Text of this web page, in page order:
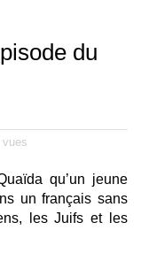
du
vues
qu’un jeune
un français sans
les Juifs et les